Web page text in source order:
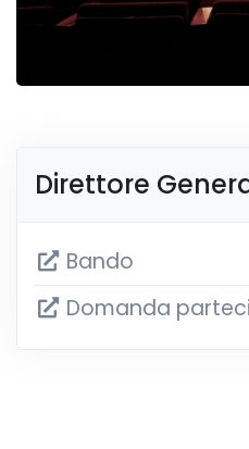
Direttore
Bando
Domanda